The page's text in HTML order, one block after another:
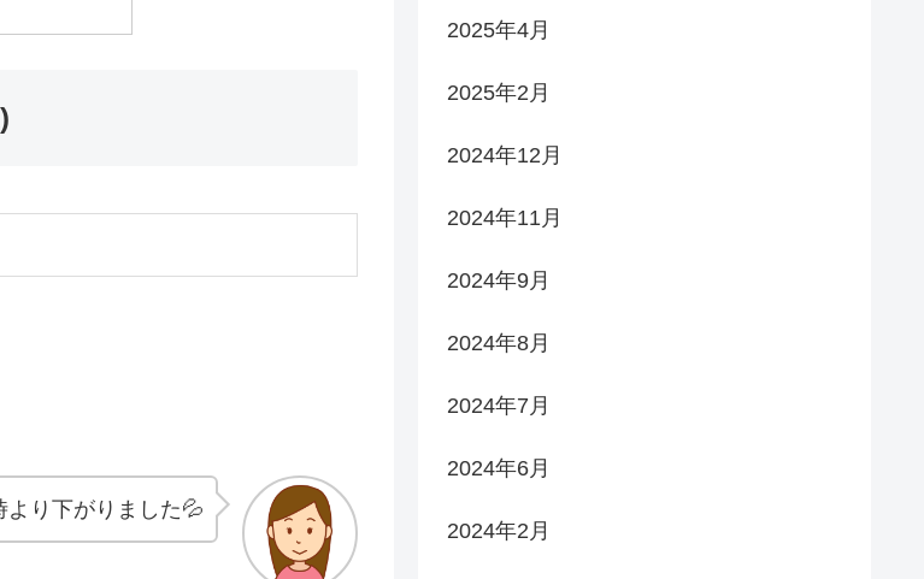
り下がりました💦
2025年4月
2025年2月
2024年12月
2024年11月
2024年9月
2024年8月
2024年7月
2024年6月
2024年2月